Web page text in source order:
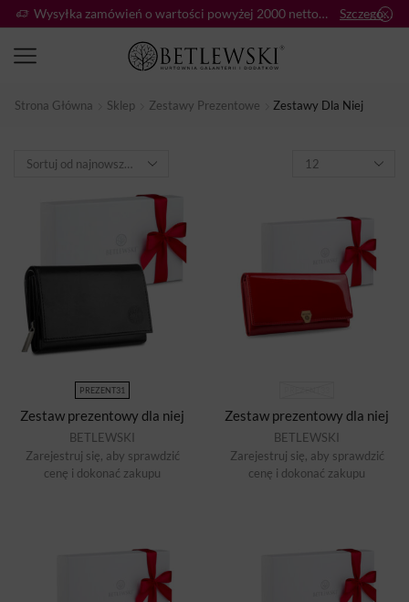
Wysyłka zamówień o wartości powyżej 2000 netto gratis! Szczegóły:
Strona Główna Sklep Zestawy Prezentowe Zestawy Dla Niej
PREZENT31
Zestaw prezentowy dla niej
BETLEWSKI
Zarejestruj się, aby sprawdzić
cenę i dokonać zakupu
Zestaw prezentowy dla niej
BETLEWSKI
Zarejestruj się, aby sprawdzić
cenę i dokonać zakupu